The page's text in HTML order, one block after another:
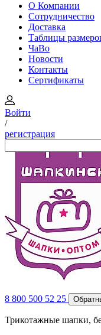
О Компании
Сотрудничество
Доставка
Таблицы
ЧаВо
Новости
Контакты
Сертификаты
Войти
/
регистрация
8 800 500 52 25
Трикотажные шапки,